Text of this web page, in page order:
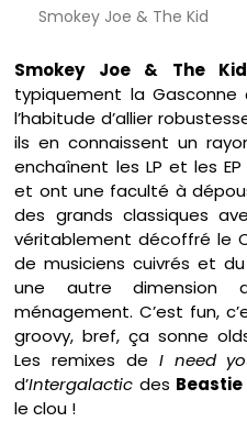
Smokey Joe & The Kid
Smokey Joe & The Kid
typiquement la
l’habitude d’allier
ils en connaissent un
enchaînent les LP et les
et ont une faculté à
des grands classiques
véritablement décoffré le
de musiciens cuivrés et du
une autre
ménagement. C’est fun,
groovy, bref, ça sonne
Les remixes de I need
d’Intergalactic des Beastie
le clou !